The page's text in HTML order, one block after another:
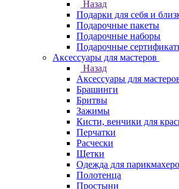
Назад
Подарки для себя и
Подарочные пакеты
Подарочные наборы
Подарочные
Аксессуары для мастеров
Назад
Аксессуары для
Брашинги
Бритвы
Зажимы
Кисти, венчики для
Перчатки
Расчески
Щетки
Одежда для
Полотенца
Простыни